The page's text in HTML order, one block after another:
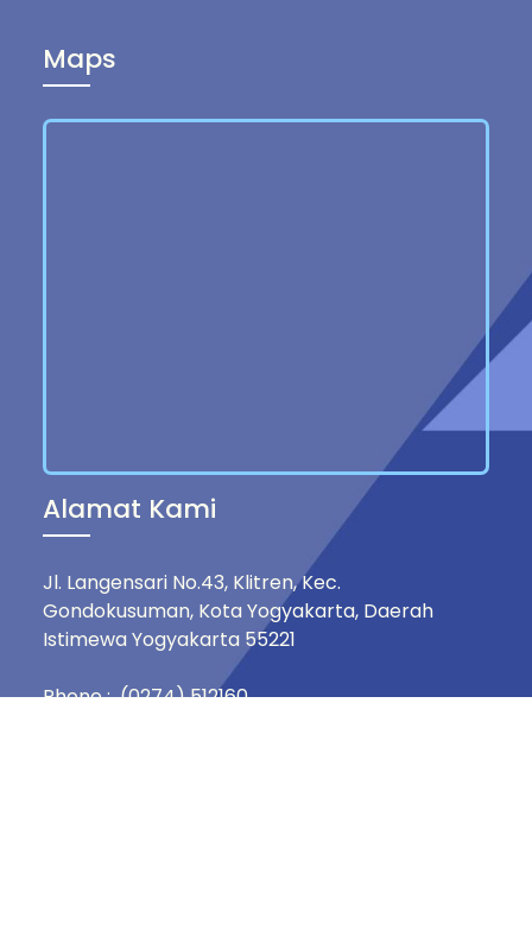
Maps
Alamat Kami
Jl. Langensari No.43, Klitren, Kec.
Gondokusuman, Kota Yogyakarta, Daerah
Istimewa Yogyakarta 55221
Phone : (0274) 512160